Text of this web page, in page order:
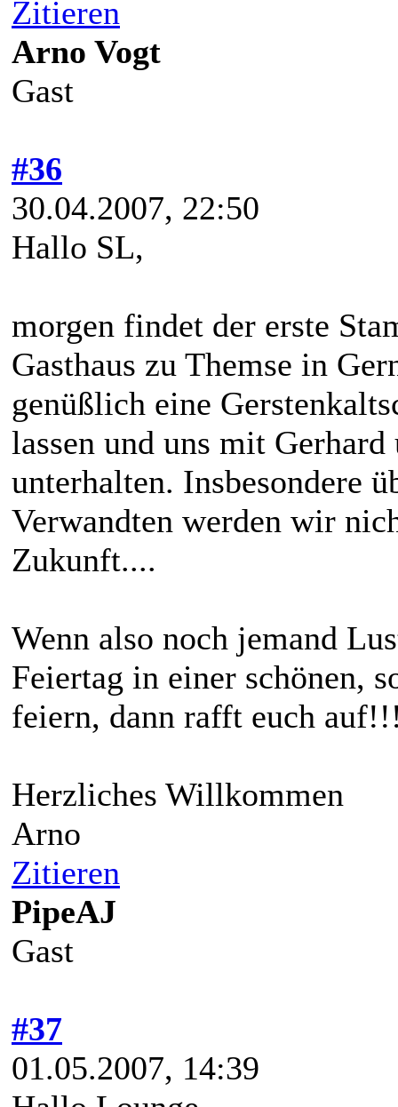
Zitieren
Arno Vogt
Gast
#36
30.04.2007, 22:50
Hallo SL,
morgen findet der erste
Gasthaus zu Themse in
genüßlich eine
lassen und uns mit
unterhalten. Insbesondere
Verwandten werden wir
Zukunft....
Wenn also noch jemand
Feiertag in einer schönen,
feiern, dann rafft euch
Herzliches Willkommen
Arno
Zitieren
PipeAJ
Gast
#37
01.05.2007, 14:39